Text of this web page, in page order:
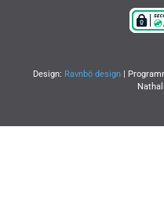
Design: Ravnbö design |